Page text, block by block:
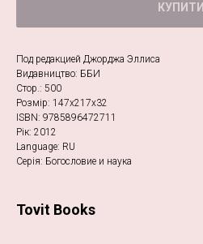
КУПИТИ
Под редакцией Джорджа Эллиса
Видавництво: ББИ
Стор.: 500
Розмір: 147х217х32
ISBN: 9785896472711
Рік: 2012
Language: RU
Серія: Богословие и наука
Tovit Books